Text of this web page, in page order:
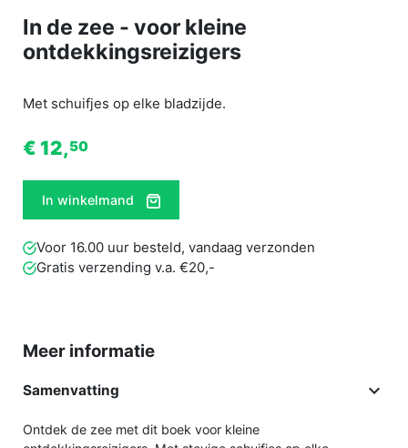
In de zee - voor kleine
ontdekkingsreizigers
Met schuifjes op elke bladzijde.
€ 12,50
In winkelmand
Voor 16.00 uur besteld, vandaag verzonden
Gratis verzending v.a. €20,-
Meer informatie
Samenvatting 
Ontdek de zee met dit boek voor kleine